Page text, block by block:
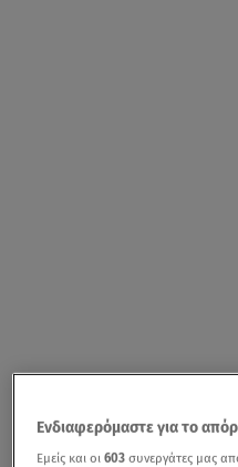
Ενδιαφερόμαστε για το
Εμείς και οι603 συνεργάτες μας